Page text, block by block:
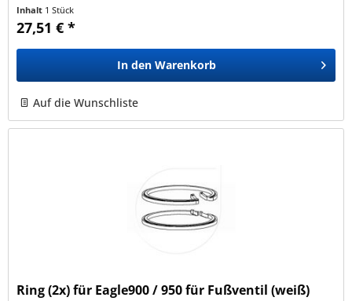
Inhalt 1 Stück
27,51 € *
In den Warenkorb
Auf die Wunschliste
Ring (2x) für Eagle900 / 950 für Fußventil (weiß)